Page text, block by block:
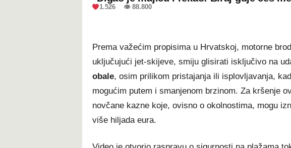
1.526 👁 88.800
Prema važećim propisima u Hrvatskoj, motorne
uključujući jet-skijeve, smiju glisirati isključivo na
obale, osim prilikom pristajanja ili isplovljavanja,
mogućim putem i smanjenom brzinom. Za kršenje
novčane kazne koje, ovisno o okolnostima, mogu
više hiljada eura.